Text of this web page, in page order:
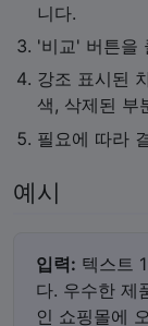
니다.
'비교' 버튼을
강조 표시된
색, 삭제된 부
필요에 따라
예시
입력: 텍스트
다. 우수한 제
인 쇼핑몰에